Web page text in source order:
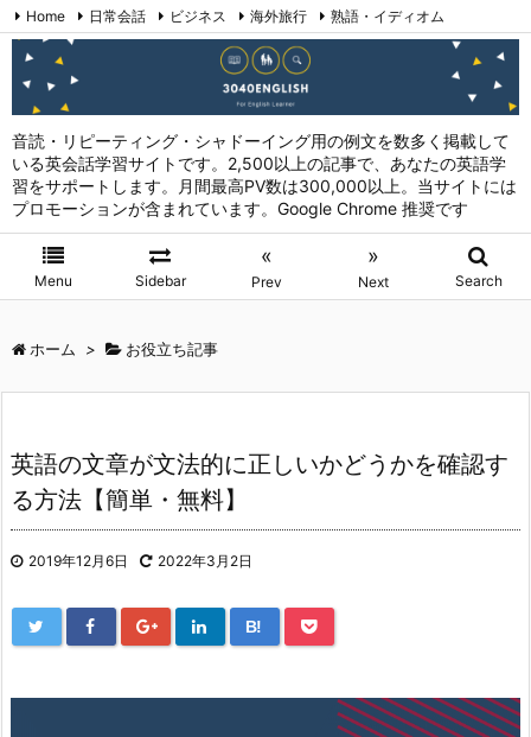
音読・リピーティング・シャドーイング用の例文を数多く掲載して
いる英会話学習サイトです。2,500以上の記事で、あなたの英語学
習をサポートします。月間最高PV数は300,000以上。当サイトには
プロモーションが含まれています。Google Chrome 推奨です
Menu Sidebar
«
Prev
»
Next Search
Home 日常会話 ビジネス 海外旅行
熟語・イディオム
英会話表現 (日本語→英語)
お問い合わせ
ホーム > お役立ち記事
英語の文章が文法的に正しいかどうかを確認す
る方法【簡単・無料】
2019年12月6日 2022年3月2日
B!